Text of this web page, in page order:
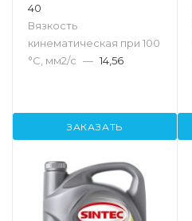
40
Вязкость
кинематическая при 100
°С, мм2/с — 14,56
ЗАКАЗАТЬ